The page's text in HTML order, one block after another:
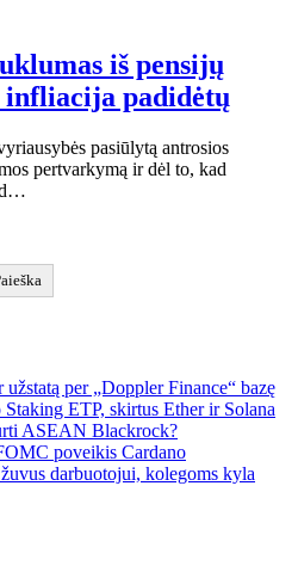
iš pensijų
padidėtų
pasiūlytą antrosios
pertvarkymą ir dėl to, kad
per „Doppler Finance“ bazę
ETP, skirtus Ether ir Solana
ASEAN Blackrock?
poveikis Cardano
darbuotojui, kolegoms kyla